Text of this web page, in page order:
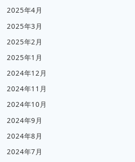
2025年4月
2025年3月
2025年2月
2025年1月
2024年12月
2024年11月
2024年10月
2024年9月
2024年8月
2024年7月